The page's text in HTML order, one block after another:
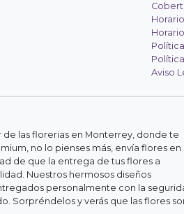
Aviso
las florerias en Monterrey, donde te
no lo pienses más, envía flores en
de que la entrega de tus flores a
Nuestros hermosos diseños
personalmente con la
Sorpréndelos y verás que las flores